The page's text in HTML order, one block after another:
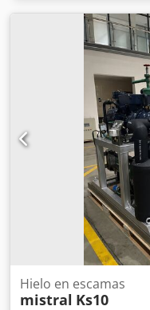
Hielo en escamas
mistral Ks10